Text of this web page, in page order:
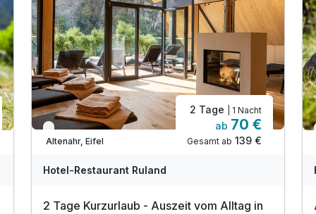
Verfügbar bis Dezember
Altenahr, Eifel
2 Tage | 1 Nacht
ab 70 €
Gesamt ab 139 €
Hotel-Restaurant Ruland
2 Tage Kurzurlaub - Auszeit vom Alltag in